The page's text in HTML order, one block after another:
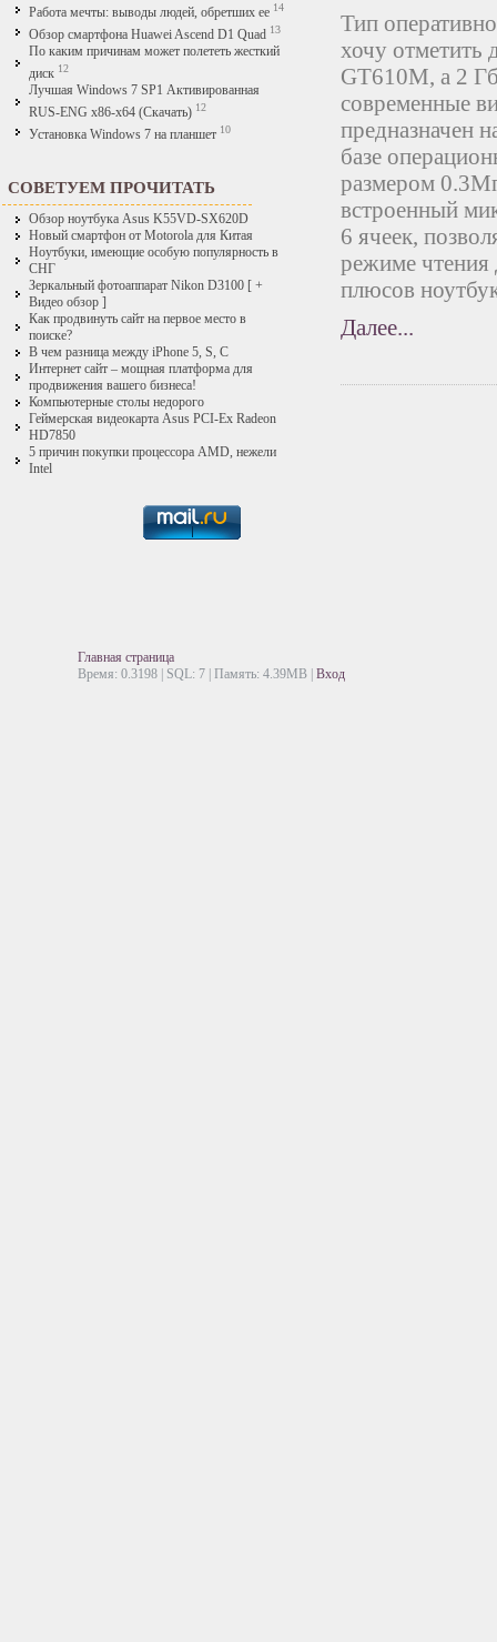
Работа мечты: выводы людей, обретших ее 14
Обзор смартфона Huawei Ascend D1 Quad 13
По каким причинам может полететь жесткий
диск 12
Лучшая Windows 7 SP1 Активированная
RUS-ENG x86-x64 (Скачать) 12
Установка Windows 7 на планшет 10
СОВЕТУЕМ ПРОЧИТАТЬ
Обзор ноутбука Asus K55VD-SX620D
Новый смартфон от Motorola для Китая
Ноутбуки, имеющие особую популярность в
СНГ
Зеркальный фотоаппарат Nikon D3100 [ +
Видео обзор ]
Как продвинуть сайт на первое место в
поиске?
В чем разница между iPhone 5, S, C
Интернет сайт – мощная платформа для
продвижения вашего бизнеса!
Компьютерные столы недорого
Геймерская видеокарта Asus PCI-Ex Radeon
HD7850
5 причин покупки процессора AMD, нежели
Intel
Тип
хочу отметить
GT610M, а 2
современные
предназначен
базе
размером
встроенный
6 ячеек,
режиме чтения
плюсов
Далее...
Главная страница
Время: 0.3198 | SQL: 7 | Память: 4.39MB Вход